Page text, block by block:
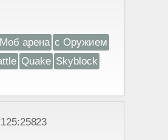
Моб арена с Оружием
Quake Skyblock